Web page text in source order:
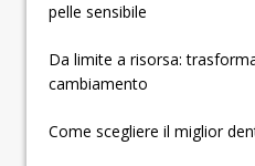
pelle sensibile
Da limite a risorsa:
cambiamento
Come scegliere il miglior